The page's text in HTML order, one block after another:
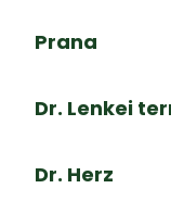
Prana
Dr. Lenkei
Dr. Herz